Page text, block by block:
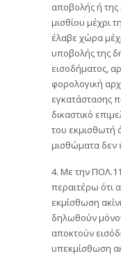
αποβολής ή
μισθίου μέχρι
έλαβε χώρα
υποβολής της
εισοδήματος,
φορολογική
εγκατάστασης
δικαστικό
του εκμισθωτή
μισθώματα δεν
4. Με την
περαιτέρω ότι
εκμίσθωση
δηλωθούν
αποκτούν
υπεκμίσθωση